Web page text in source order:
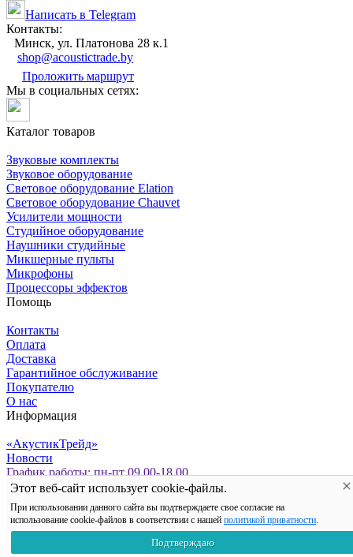
Этот веб-сайт использует cookie-файлы.
При использовании данного сайта вы подтверждаете свое согласие на
использование cookie-файлов в соответствии с нашей политикой приватности.
Подтверждаю
Написать в Telegram
Контакты:
Минск, ул. Платонова 28 к.1
shop@acoustictrade.by
Проложить маршрут
Мы в социальных сетях:
Каталог товаров
Звуковые комплекты
Звуковое оборудование
Световое оборудование Elation
Cветовое оборудование Chauvet
Усилители мощности
Студийное оборудование
Наушники студийные
Микшерные пульты
Микрофоны
Процессоры эффектов
Помощь
Контакты
Оплата
Доставка
Гарантийное обслуживание
Покупателю
О нас
Информация
«АкустикТрейд»
Новости
График работы: пн-пт 09.00-18.00
Политика персональных данных
Мы сохраняем файлы cookie: это помогает сайту работать
лучше. Если Вы продолжите использовать сайт, мы будем
считать, что Вас это устраивает.